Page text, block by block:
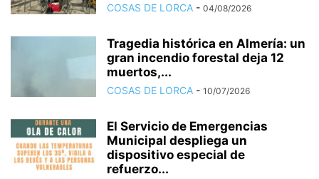
COSAS DE LORCA - 04/08/2026
Tragedia histórica en Almería: un
gran incendio forestal deja 12
muertos,...
COSAS DE LORCA - 10/07/2026
El Servicio de Emergencias
Municipal despliega un
dispositivo especial de
refuerzo...